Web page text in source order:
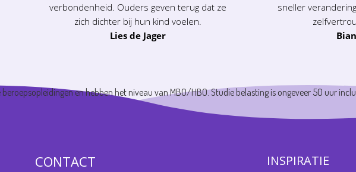
verbondenheid. Ouders geven terug dat ze
zich dichter bij hun kind voelen.
Lies de Jager
sneller
en hebben het niveau van MBO/HBO. Studie belasting is ongeveer 50 uur
CONTACT INSPIRATIE